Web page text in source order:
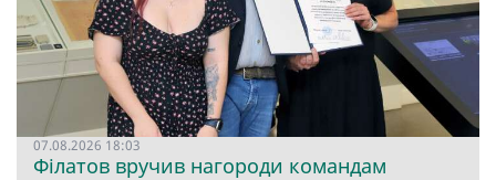
07.08.2026 18:03
Філатов вручив нагороди командам